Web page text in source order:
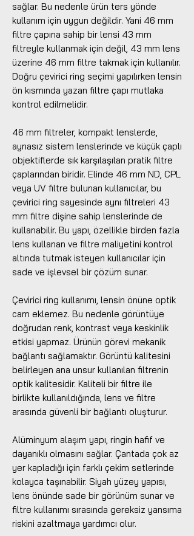
sağlar. Bu nedenle ürün ters yönde
kullanım için uygun değildir. Yani 46 mm
filtre çapına sahip bir lensi 43 mm
filtreyle kullanmak için değil, 43 mm lens
üzerine 46 mm filtre takmak için kullanılır.
Doğru çevirici ring seçimi yapılırken lensin
ön kısmında yazan filtre çapı mutlaka
kontrol edilmelidir.
46 mm filtreler, kompakt lenslerde,
aynasız sistem lenslerinde ve küçük çaplı
objektiflerde sık karşılaşılan pratik filtre
çaplarından biridir. Elinde 46 mm ND, CPL
veya UV filtre bulunan kullanıcılar, bu
çevirici ring sayesinde aynı filtreleri 43
mm filtre dişine sahip lenslerinde de
kullanabilir. Bu yapı, özellikle birden fazla
lens kullanan ve filtre maliyetini kontrol
altında tutmak isteyen kullanıcılar için
sade ve işlevsel bir çözüm sunar.
Çevirici ring kullanımı, lensin önüne optik
cam eklemez. Bu nedenle görüntüye
doğrudan renk, kontrast veya keskinlik
etkisi yapmaz. Ürünün görevi mekanik
bağlantı sağlamaktır. Görüntü kalitesini
belirleyen ana unsur kullanılan filtrenin
optik kalitesidir. Kaliteli bir filtre ile
birlikte kullanıldığında, lens ve filtre
arasında güvenli bir bağlantı oluşturur.
Alüminyum alaşım yapı, ringin hafif ve
dayanıklı olmasını sağlar. Çantada çok az
yer kapladığı için farklı çekim setlerinde
kolayca taşınabilir. Siyah yüzey yapısı,
lens önünde sade bir görünüm sunar ve
filtre kullanımı sırasında gereksiz yansıma
riskini azaltmaya yardımcı olur.